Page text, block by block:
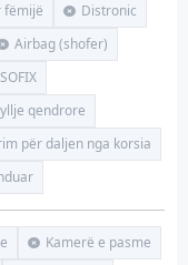
fëmijë
Distronic
Airbag (shofer)
qendrore
për daljen nga korsia
Kamerë e pasme